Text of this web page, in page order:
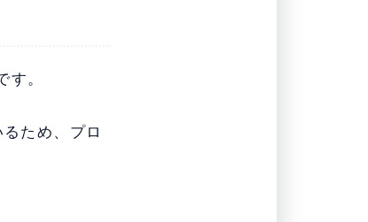
す。
ため、プロ